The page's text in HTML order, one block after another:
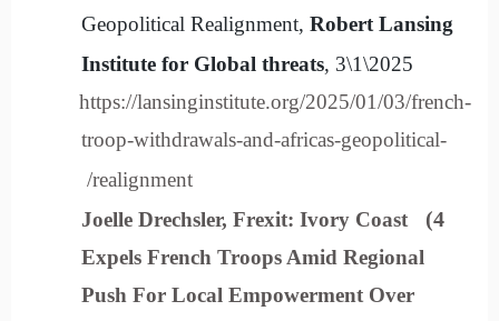
Geopolitical Realignment, Robert Lansing
Institute for Global threats, 3\1\2025
https://lansinginstitute.org/2025/01/03/french-
troop-withdrawals-and-africas-geopolitical-
realignment/
4)
Joelle Drechsler, Frexit: Ivory Coast
Expels French Troops Amid Regional
Push For Local Empowerment Over